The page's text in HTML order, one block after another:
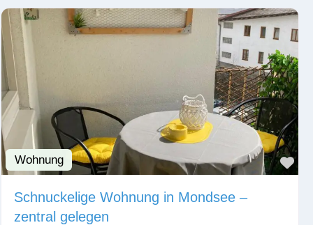
Wohnung
Schnuckelige Wohnung in Mondsee –
zentral gelegen